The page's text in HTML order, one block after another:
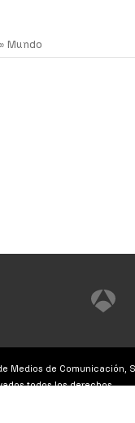
» Mundo
Medios de Comunicación,
todos los derechos